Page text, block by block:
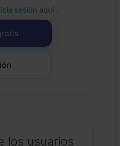
sesión aquí .
los usuarios